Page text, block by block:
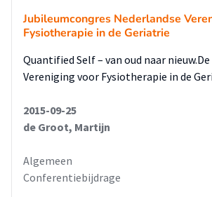
Jubileumcongres Nederlandse
Fysiotherapie in de Geriatrie
Quantified Self – van oud naar
Vereniging voor Fysiotherapie in de
2015-09-25
de Groot, Martijn
Algemeen
Conferentiebijdrage